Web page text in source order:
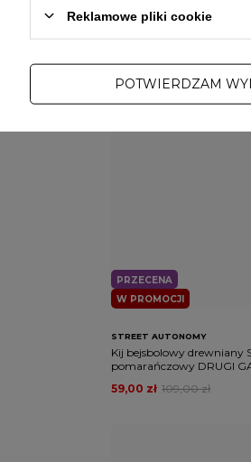
W PROMOCJI
PRZECENA
STREET AUTONOMY
Kij bejsbolowy drewniany
pomarańczowy DRUGI
109,00 zł
59,00 zł
Reklamowe pliki cookie
POTWIERDZAM